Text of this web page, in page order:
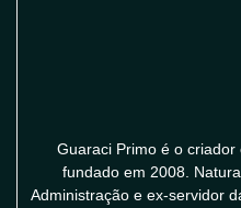
Guaraci Primo é o
fundado em 2008.
Administração e ex-servidor